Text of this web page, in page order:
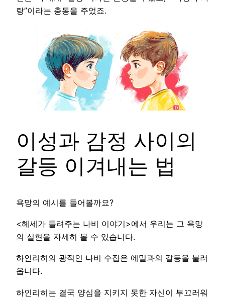
랑”이라는 충동을 주었죠.
이성과 감정 사이의
갈등 이겨내는 법
욕망의 예시를 들어볼까요?
<헤세가 들려주는 나비 이야기>에서 우리는 그 욕망
의 실현을 자세히 볼 수 있습니다.
하인리히의 광적인 나비 수집은 에밀과의 갈등을 불러
옵니다.
하인리히는 결국 양심을 지키지 못한 자신이 부끄러워